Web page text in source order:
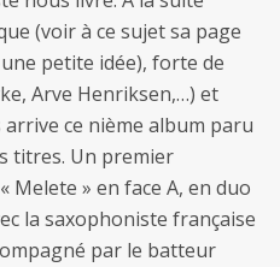
(voir à ce sujet sa page
petite idée), forte de
Arve Henriksen,…) et
ce nième album paru
titres. Un premier
Melete » en face A, en duo
la saxophoniste française
par le batteur